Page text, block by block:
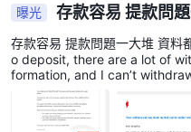
曝光
存款容易 提款問
存款容易 提款問題一大堆 資料
o deposit, there are a lot of
formation, and I can’t